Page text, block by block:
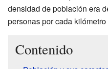
densidad de población era
personas por cada
Contenido